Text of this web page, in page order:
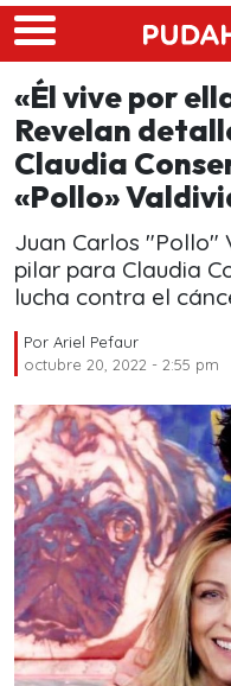
Skip to main content
«Él vive por
Revelan
Claudia
«Pollo»
Juan Carlos "Pollo"
pilar para Claudia
lucha contra el
Por Ariel Pefaur
octubre 20, 2022 - 2:55 pm